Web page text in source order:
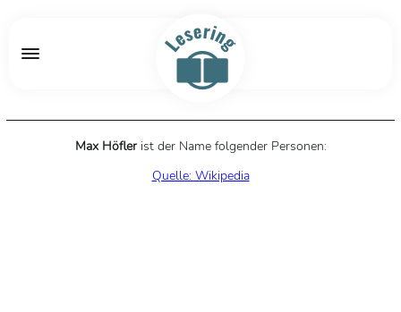
Max Höflerist der Name folgender Personen:
Quelle: Wikipedia